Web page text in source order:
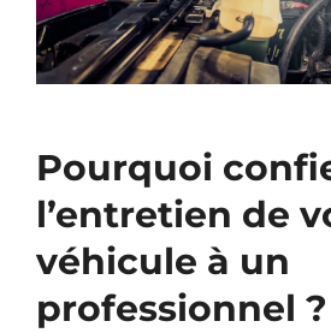
Pourquoi
l’entretien de
véhicule à un
professionnel ?